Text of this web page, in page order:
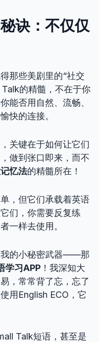
诀：不仅仅
那些美剧里的“社交
的精髓，不在于你
能否用自然、流畅、
快的连接。
关键在于如何让它们
做到张口即来，而不
忆法的精髓所在！
，但它们承载着英语
们，你需要反复练
一样去使用。
的小秘密武器——那
学习APP ！我深知大
，常常背了忘，忘了
用English ECO，它
Talk短语，甚至是